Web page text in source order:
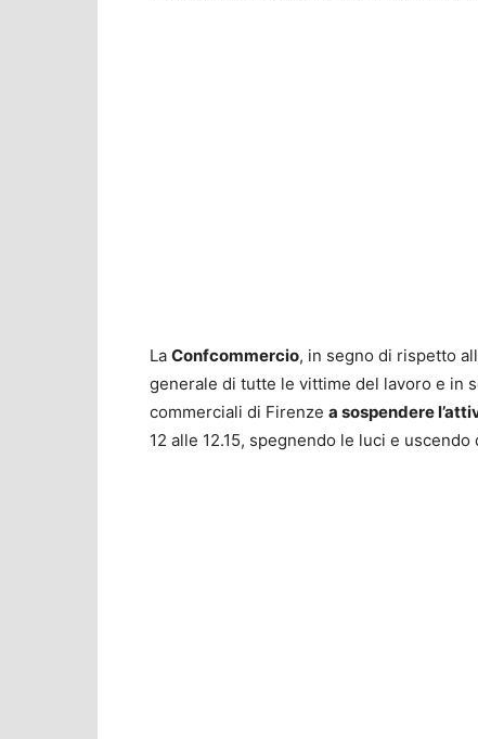
La Confcommercio, in segno di rispetto
generale di tutte le vittime del lavoro e in
commerciali di Firenze a sospendere
12 alle 12.15, spegnendo le luci e